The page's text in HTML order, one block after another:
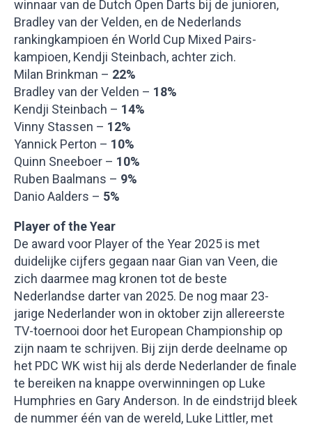
winnaar van de Dutch Open Darts bij de junioren,
Bradley van der Velden, en de Nederlands
rankingkampioen én World Cup Mixed Pairs-
kampioen, Kendji Steinbach, achter zich.
Milan Brinkman – 22%
Bradley van der Velden – 18%
Kendji Steinbach – 14%
Vinny Stassen – 12%
Yannick Perton – 10%
Quinn Sneeboer – 10%
Ruben Baalmans – 9%
Danio Aalders – 5%
Player of the Year
De award voor Player of the Year 2025 is met
duidelijke cijfers gegaan naar Gian van Veen, die
zich daarmee mag kronen tot de beste
Nederlandse darter van 2025. De nog maar 23-
jarige Nederlander won in oktober zijn allereerste
TV-toernooi door het European Championship op
zijn naam te schrijven. Bij zijn derde deelname op
het PDC WK wist hij als derde Nederlander de finale
te bereiken na knappe overwinningen op Luke
Humphries en Gary Anderson. In de eindstrijd bleek
de nummer één van de wereld, Luke Littler, met